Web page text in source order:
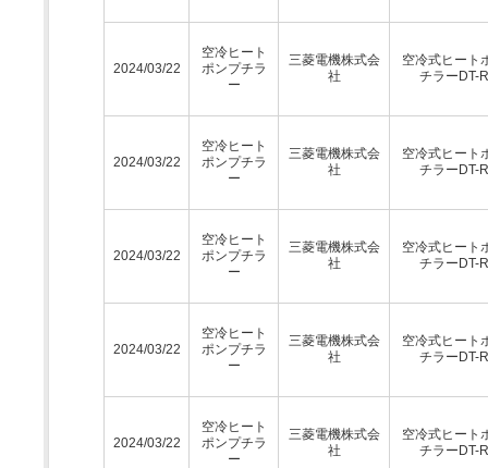
2024/03/22
空冷ヒート
ポンプチラ
ー
三菱電機株式会
社
空冷式ヒート
チラーDT-
2024/03/22
空冷ヒート
ポンプチラ
ー
三菱電機株式会
社
空冷式ヒート
チラーDT-
2024/03/22
空冷ヒート
ポンプチラ
ー
三菱電機株式会
社
空冷式ヒート
チラーDT-
2024/03/22
空冷ヒート
ポンプチラ
ー
三菱電機株式会
社
空冷式ヒート
チラーDT-
2024/03/22
空冷ヒート
ポンプチラ
ー
三菱電機株式会
社
空冷式ヒート
チラーDT-